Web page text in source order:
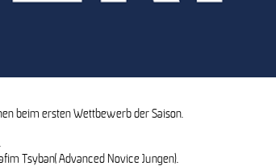
beim ersten Wettbewerb der Saison.
Tsyban( Advanced Novice Jungen).